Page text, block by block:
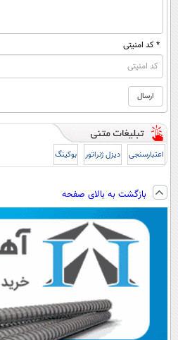
* کد امنیتی
اعتبارسنجی دیزل ژنراتور بوکینگ
بازگشت به بالای صفحه